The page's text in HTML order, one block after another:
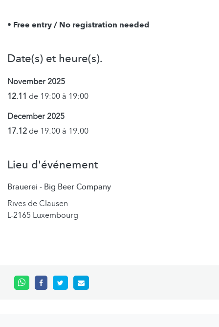
• Free entry / No registration needed
Date(s) et heure(s).
November 2025
12.11 de 19:00 à 19:00
December 2025
17.12 de 19:00 à 19:00
Lieu d'événement
Brauerei - Big Beer Company
Rives de Clausen
L-2165 Luxembourg